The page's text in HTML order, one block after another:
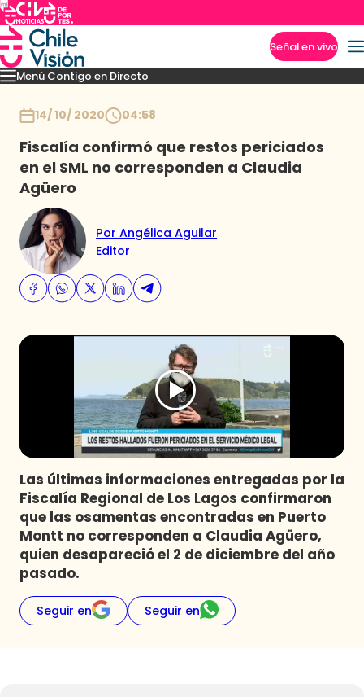
Señal en vivo
Menú Contigo en Directo
Momentos Novedades
14/ 10/ 2020 04:58
Fiscalía confirmó que restos periciados
en el SML no corresponden a Claudia
Agüero
Por Angélica Aguilar
Editor
Las últimas informaciones entregadas por la
Fiscalía Regional de Los Lagos confirmaron
que las osamentas encontradas en Puerto
Montt no corresponden a Claudia Agüero,
quien desapareció el 2 de diciembre del año
pasado.
Seguir en Seguir en
Imperdibles
Programas
Club De La Comedia
Contigo en Directo
Plan Perfecto
El Tiempo
Sabingo
Todos Los Programas